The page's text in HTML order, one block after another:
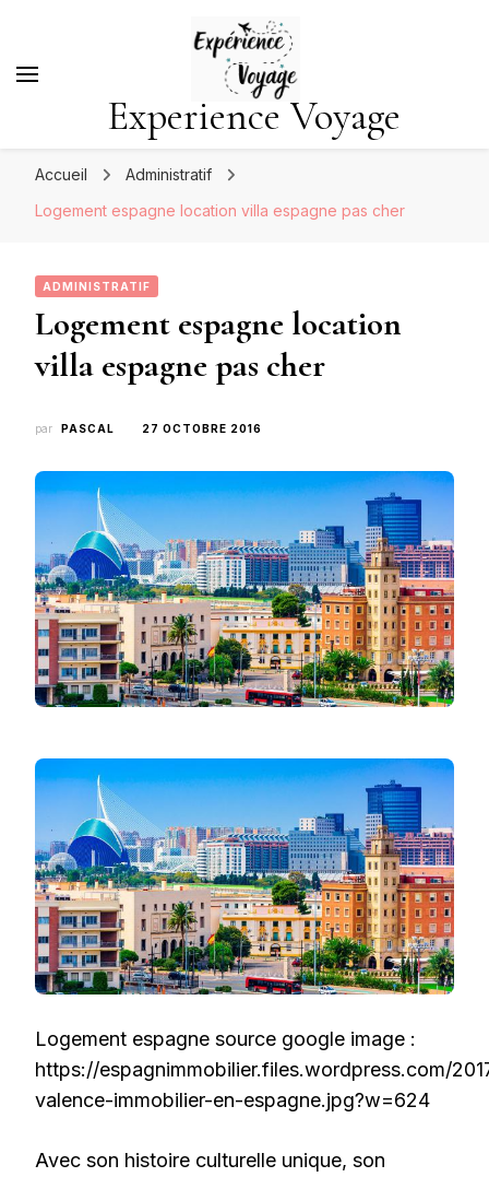
Experience Voyage
Accueil
Administratif
Logement espagne location villa espagne pas cher
ADMINISTRATIF
Logement espagne location
villa espagne pas cher
par PASCAL 27 OCTOBRE 2016
Logement espagne source google image :
https://espagnimmobilier.files.wordpress.com/
valence-immobilier-en-espagne.jpg?w=624
Avec son histoire culturelle unique, son